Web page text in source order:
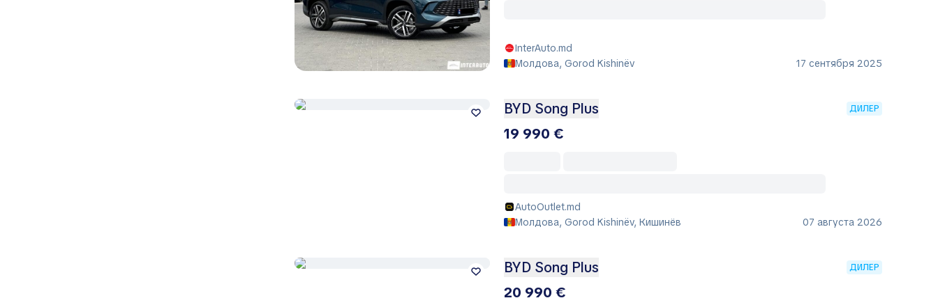
InterAuto.md
Молдова, Gorod Kishinëv
17 сентября 2025
BYD Song Plus ДИЛЕР
19 990 €
AutoOutlet.md
Молдова, Gorod Kishinëv, Кишинёв
07 августа 2026
BYD Song Plus ДИЛЕР
20 990 €